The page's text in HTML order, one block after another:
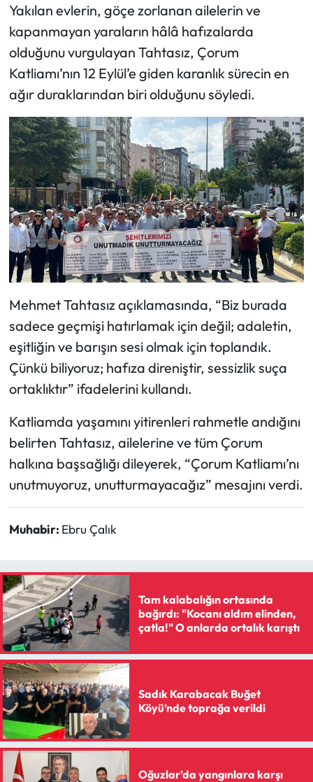
Yakılan evlerin, göçe zorlanan ailelerin ve
kapanmayan yaraların hâlâ hafızalarda
olduğunu vurgulayan Tahtasız, Çorum
Katliamı’nın 12 Eylül’e giden karanlık sürecin en
ağır duraklarından biri olduğunu söyledi.
Mehmet Tahtasız açıklamasında, “Biz burada
sadece geçmişi hatırlamak için değil; adaletin,
eşitliğin ve barışın sesi olmak için toplandık.
Çünkü biliyoruz; hafıza direniştir, sessizlik suça
ortaklıktır” ifadelerini kullandı.
Katliamda yaşamını yitirenleri rahmetle andığını
belirten Tahtasız, ailelerine ve tüm Çorum
halkına başsağlığı dileyerek, “Çorum Katliamı’nı
unutmuyoruz, unutturmayacağız” mesajını verdi.
Muhabir: Ebru Çalık
Tam kalabalığın ortasında
bağırdı: "Kocanı aldım elinden,
çatla!" O anlarda ortalık karıştı
Sadık Karabacak Buğet
Köyü’nde toprağa verildi
Oğuzlar’da yangınlara karşı
Yayla Haber
Yemek Tarifleri
Yerel Haberler